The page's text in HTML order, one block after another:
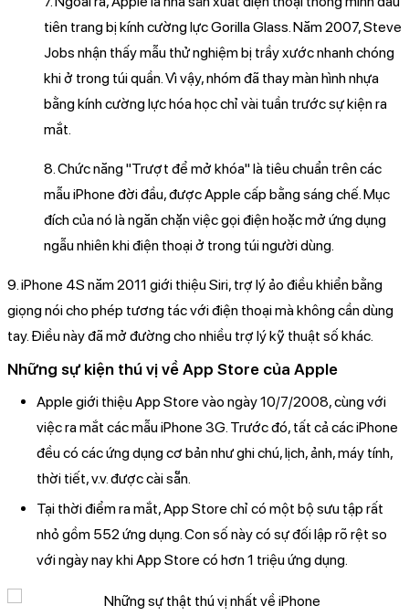
tiên trang bị kính cường lực Gorilla Glass. Năm 2007, Steve
Jobs nhận thấy mẫu thử nghiệm bị trầy xước nhanh chóng
khi ở trong túi quần. Vì vậy, nhóm đã thay màn hình nhựa
bằng kính cường lực hóa học chỉ vài tuần trước sự kiện ra
mắt.
8. Chức năng "Trượt để mở khóa" là tiêu chuẩn trên các
mẫu iPhone đời đầu, được Apple cấp bằng sáng chế. Mục
đích của nó là ngăn chặn việc gọi điện hoặc mở ứng dụng
ngẫu nhiên khi điện thoại ở trong túi người dùng.
9. iPhone 4S năm 2011 giới thiệu Siri, trợ lý ảo điều khiển bằng
giọng nói cho phép tương tác với điện thoại mà không cần dùng
tay. Điều này đã mở đường cho nhiều trợ lý kỹ thuật số khác.
Những sự kiện thú vị về App Store của Apple
Apple giới thiệu App Store vào ngày 10/7/2008, cùng với
việc ra mắt các mẫu iPhone 3G. Trước đó, tất cả các iPhone
đều có các ứng dụng cơ bản như ghi chú, lịch, ảnh, máy tính,
thời tiết, v.v. được cài sẵn.
Tại thời điểm ra mắt, App Store chỉ có một bộ sưu tập rất
nhỏ gồm 552 ứng dụng. Con số này có sự đối lập rõ rệt so
với ngày nay khi App Store có hơn 1 triệu ứng dụng.